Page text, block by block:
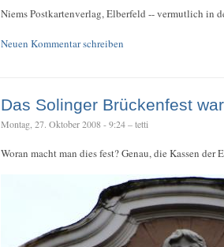
Niems Postkartenverlag, Elberfeld -- vermutlich in
Neuen Kommentar schreiben
Das Solinger Brückenfest
Montag, 27. Oktober 2008 - 9:24 – tetti
Woran macht man dies fest? Genau, die Kassen